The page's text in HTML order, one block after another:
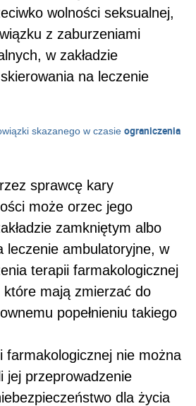
wolności seksualnej,
z zaburzeniami
w zakładzie
na leczenie
skazanego w czasie ograniczenia
sprawcę kary
może orzec jego
zamkniętym albo
leczenie ambulatoryjne, w
terapii farmakologicznej
które mają zmierzać do
popełnieniu takiego
farmakologicznej nie można
jej przeprowadzenie
dla życia